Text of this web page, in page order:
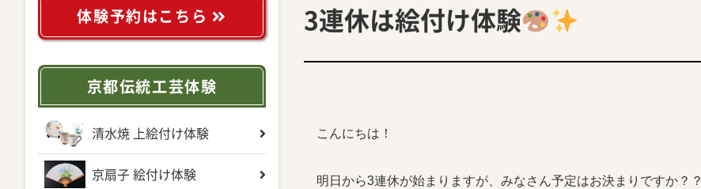
体験予約はこちら
京都伝統工芸体験
清水焼 上絵付け体験
京扇子 絵付け体験
3連休は絵付け体験
こんにちは！
明日から3連休が始まりますが、みなさん予定はお決まりですか？？